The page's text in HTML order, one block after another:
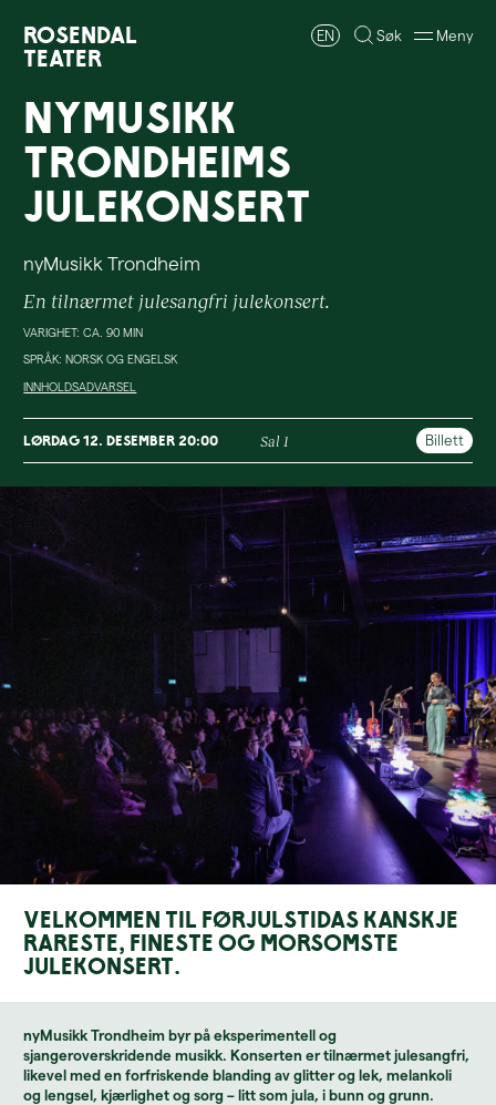
Rosendal
Teater
EN Søk Meny
nyMusikk
Trondheims
Julekonsert
nyMusikk Trondheim
En tilnærmet julesangfri julekonsert.
VARIGHET: CA. 90 MIN
SPRÅK: NORSK OG ENGELSK
INNHOLDSADVARSEL
lørdag 12. desember 20:00 Sal 1 Billett
Velkommen til førjulstidas kanskje
rareste, fineste og morsomste
julekonsert.
nyMusikk Trondheim byr på eksperimentell og
sjangeroverskridende musikk. Konserten er tilnærmet julesangfri,
likevel med en forfriskende blanding av glitter og lek, melankoli
og lengsel, kjærlighet og sorg – litt som jula, i bunn og grunn.